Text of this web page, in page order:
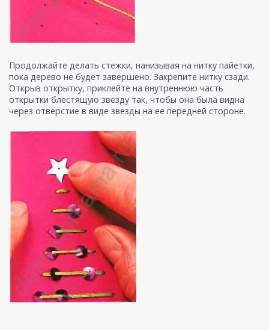
Продолжайте делать стежки, нанизывая на нитку пайетки,
пока дерево не будет завершено. Закрепите нитку сзади.
Открыв открытку, приклейте на внутреннюю часть
открытки блестящую звезду так, чтобы она была видна
через отверстие в виде звезды на ее передней стороне.